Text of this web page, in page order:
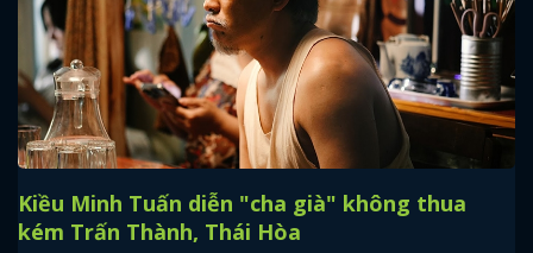
Kiều Minh Tuấn diễn "cha già" không thua
kém Trấn Thành, Thái Hòa